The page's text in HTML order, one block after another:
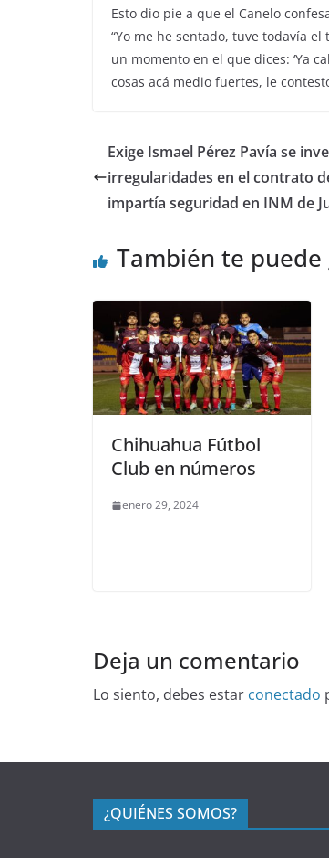
Esto dio pie a que el Canelo
“Yo me he sentado, tuve todavía
un momento en el que dices: ‘Ya
cosas acá medio fuertes, le
Exige Ismael Pérez Pavía se
irregularidades en el contrato
impartía seguridad en INM de
También te
Chihuahua Fútbol
Club en números
enero 29, 2024
Deja un comentario
Lo siento, debes estar conectado
¿QUIÉNES SOMOS?